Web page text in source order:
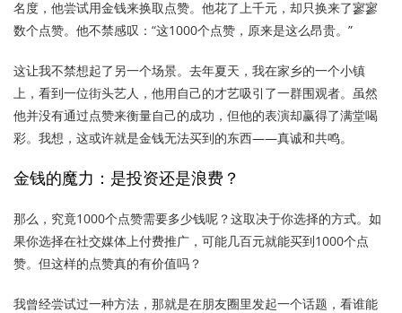
名度，他尝试用金钱来换取点赞。他花了上千元，却只换来了寥寥
数个点赞。他不禁感叹：“这1000个点赞，原来是这么昂贵。”
这让我不禁想起了另一个场景。去年夏天，我在家乡的一个小镇
上，看到一位街头艺人，他用自己的才艺吸引了一群围观者。虽然
他并没有通过点赞来衡量自己的成功，但他的表演却赢得了满堂喝
彩。我想，这或许就是金钱无法买到的东西——真诚和共鸣。
金钱的魔力：是投资还是浪费？
那么，究竟1000个点赞需要多少钱呢？这取决于你选择的方式。如
果你选择在社交媒体上付费推广，可能几百元就能买到1000个点
赞。但这样的点赞真的有价值吗？
我曾经尝试过一种方法，那就是在朋友圈里发起一个话题，看谁能